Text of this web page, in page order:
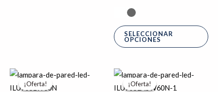
SELECCIONAR
OPCIONES
¡Oferta!
¡Oferta!
Rango
de
Este
producto¡Oferta!
¡Oferta!
Rango
de